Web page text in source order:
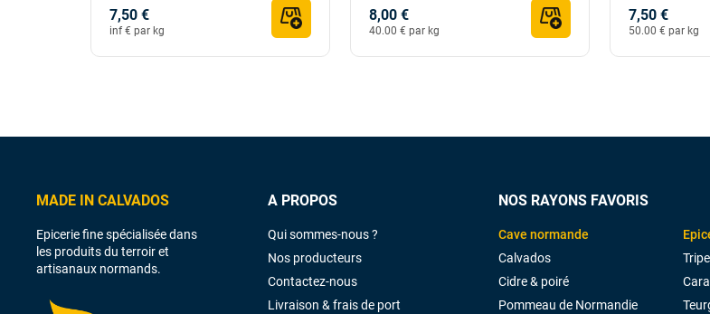
7,50 €
inf € par kg
8,00 €
40.00 € par kg
7,50 €
50.00 € par kg
MADE IN CALVADOS
Epicerie fine spécialisée dans
les produits du terroir et
artisanaux normands.
A PROPOS
Qui sommes-nous ?
Nos producteurs
Contactez-nous
Livraison & frais de port
NOS RAYONS FAVORIS
Cave normande
Calvados
Cidre & poiré
Pommeau de Normandie